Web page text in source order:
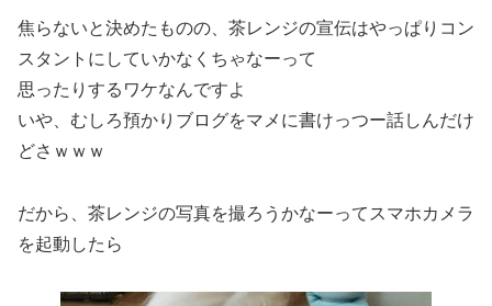
焦らないと決めたものの、茶レンジの宣伝はやっぱりコン
スタントにしていかなくちゃなーって
思ったりするワケなんですよ
いや、むしろ預かりブログをマメに書けっつー話しんだけ
どさｗｗｗ
だから、茶レンジの写真を撮ろうかなーってスマホカメラ
を起動したら